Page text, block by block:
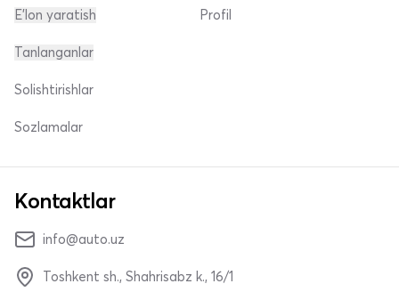
E'lon yaratish Profil
Tanlanganlar
Solishtirishlar
Sozlamalar
Kontaktlar
info@auto.uz
Toshkent sh., Shahrisabz k., 16/1